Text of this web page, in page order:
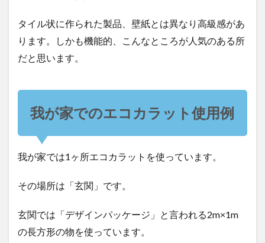
タイル状に作られた製品、壁紙とは異なり高級感があ
ります。しかも機能的、こんなところが人気のある所
だと思います。
我が家でのエコカラット使用例
我が家では1ヶ所エコカラットを使っています。
その場所は「玄関」です。
玄関では「デザインパッケージ」と言われる2m×1m
の長方形の物を使っています。